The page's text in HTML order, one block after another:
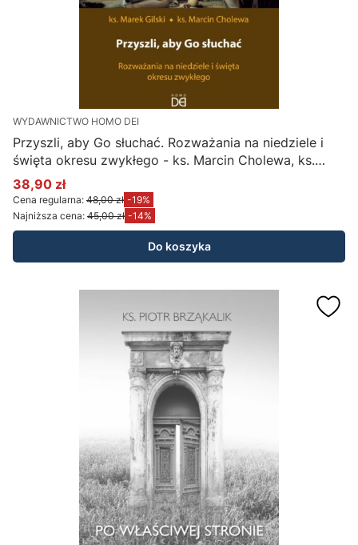
WYDAWNICTWO HOMO DEI
Przyszli, aby Go słuchać. Rozważania na niedziele i
święta okresu zwykłego - ks. Marcin Cholewa, ks.
Marek Gilski
Cena promocyjna
38,90 zł
Cena regularna: 48,00 zł -19%
Najniższa cena: 45,00 zł -14%
Do koszyka